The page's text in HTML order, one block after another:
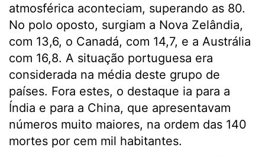
atmosférica aconteciam, superando as 80.
No polo oposto, surgiam a Nova Zelândia,
com 13,6, o Canadá, com 14,7, e a Austrália
com 16,8. A situação portuguesa era
considerada na média deste grupo de
países. Fora estes, o destaque ia para a
Índia e para a China, que apresentavam
números muito maiores, na ordem das 140
mortes por cem mil habitantes.